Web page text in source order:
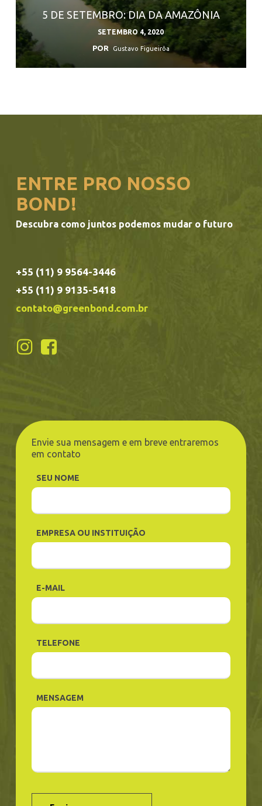
5 DE SETEMBRO: DIA DA AMAZÔNIA
SETEMBRO 4, 2020
POR Gustavo Figueirôa
ENTRE PRO NOSSO
BOND!
Descubra como juntos podemos mudar o futuro
+55 (11) 9 9564-3446
+55 (11) 9 9135-5418
contato@greenbond.com.br
Envie sua mensagem e em breve entraremos
em contato
SEU NOME
EMPRESA OU INSTITUIÇÃO
E-MAIL
TELEFONE
MENSAGEM